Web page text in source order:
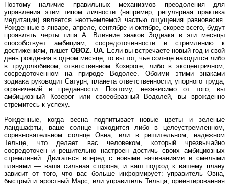
Поэтому наличие правильных механизмов преодоления для
управления этим типом личности (например, регулярная практика
медитации) является неотъемлемой частью ощущения равновесия.
Рожденные в январе, апреле, сентябре и октябре, скорее всего, будут
проявлять черты типа А. Влияние знаков Зодиака в эти месяцы
способствует амбициям, сосредоточенности и стремлению к
достижениям, пишет OBOZ. UA. Если вы встречаете новый год и свой
день рождения в одном месяце, то вы тот, чье солнце находится либо
в трудолюбивом, ответственном Козероге, либо в эксцентричном,
сосредоточенном на природе Водолее. Обоими этими знаками
зодиака руководит Сатурн, планета ответственности, упорного труда,
ограничений и преданности. Поэтому, независимо от того, вы
амбициозный Козерог или своеобразный Водолей, вы врожденно
стремитесь к успеху.
Рожденные, когда весна подпитывает новые цветы и зеленые
ландшафты, ваше солнце находится либо в целеустремленном,
соревновательном солнце Овна, или в решительном, надежном
Тельце, что делает вас человеком, который чрезвычайно
сосредоточен и решительно настроен достичь своих амбициозных
стремлений. Двигаться вперед с новыми начинаниями и смелыми
планами — ваша сильная сторона, и ваш подход к вашему плану
зависит от того, что вас больше информирует: управитель Овна,
быстрый и яростный Марс, или управитель Тельца, ориентированная